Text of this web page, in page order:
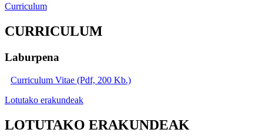
Curriculum
CURRICULUM
Laburpena
Curriculum Vitae (Pdf, 200 Kb.)
Lotutako erakundeak
LOTUTAKO ERAKUNDEAK